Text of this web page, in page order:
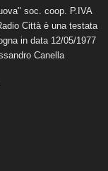
soc. coop. P.IVA
Città è una testata
in data 12/05/1977
Canella